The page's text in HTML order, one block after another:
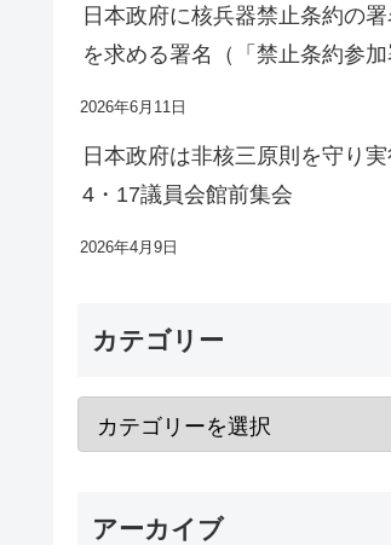
日本政府に核兵器禁止条約の
を求める署名（「禁止条約参加
2026年6月11日
日本政府は非核三原則を守り実
4・17議員会館前集会
2026年4月9日
カテゴリー
アーカイブ